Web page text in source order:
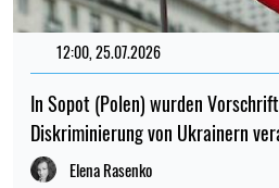
12:00, 25.07.2026
In Sopot (Polen) wurden
Diskriminierung von Ukrainern
Elena Rasenko